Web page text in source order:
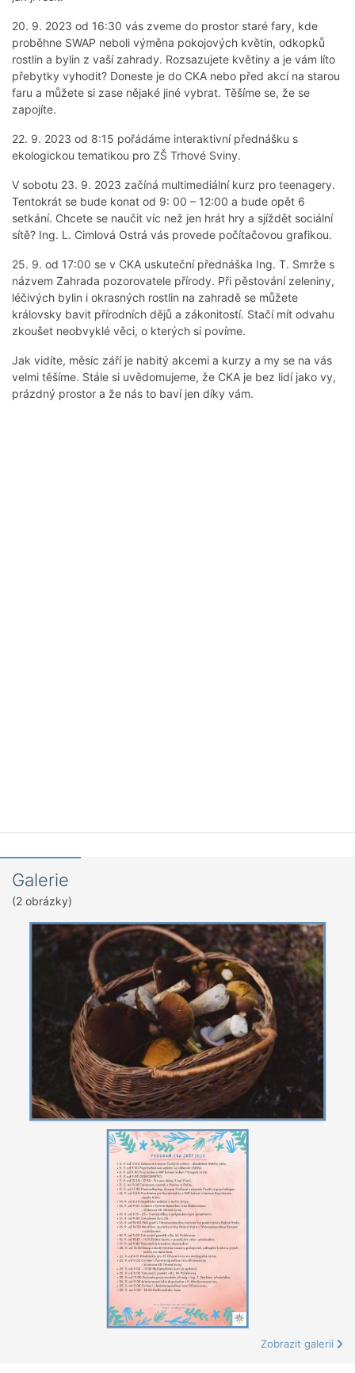
20. 9. 2023 od 16:30 vás zveme do prostor staré fary, kde
proběhne SWAP neboli výměna pokojových květin, odkopků
rostlin a bylin z vaší zahrady. Rozsazujete květiny a je vám líto
přebytky vyhodit? Doneste je do CKA nebo před akcí na starou
faru a můžete si zase nějaké jiné vybrat. Těšíme se, že se
zapojíte.
22. 9. 2023 od 8:15 pořádáme interaktivní přednášku s
ekologickou tematikou pro ZŠ Trhové Sviny.
V sobotu 23. 9. 2023 začíná multimediální kurz pro teenagery.
Tentokrát se bude konat od 9: 00 – 12:00 a bude opět 6
setkání. Chcete se naučit víc než jen hrát hry a sjíždět sociální
sítě? Ing. L. Cimlová Ostrá vás provede počítačovou grafikou.
25. 9. od 17:00 se v CKA uskuteční přednáška Ing. T. Smrže s
názvem Zahrada pozorovatele přírody. Při pěstování zeleniny,
léčivých bylin i okrasných rostlin na zahradě se můžete
královsky bavit přírodních dějů a zákonitostí. Stačí mít odvahu
zkoušet neobvyklé věci, o kterých si povíme.
Jak vidíte, měsíc září je nabitý akcemi a kurzy a my se na vás
velmi těšíme. Stále si uvědomujeme, že CKA je bez lidí jako vy,
prázdný prostor a že nás to baví jen díky vám.
Galerie
(2 obrázky)
Zobrazit galerii